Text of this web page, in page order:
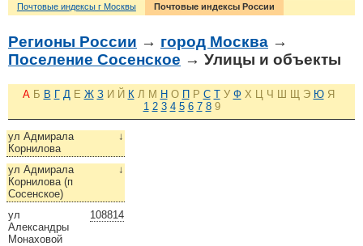
Почтовые индексы г Москвы Почтовые индексы России
Регионы России → город Москва →
Поселение Сосенское → Улицы и объекты
А Б В Г Д Е Ж З И Й К Л М Н О П Р С Т У Ф Х Ц Ч Ш Щ Э Ю Я
1 2 3 4 5 6 7 8 9
↓
ул Адмирала
Корнилова
↓
ул Адмирала
Корнилова (п
Сосенское)
108814
ул
Александры
Монаховой